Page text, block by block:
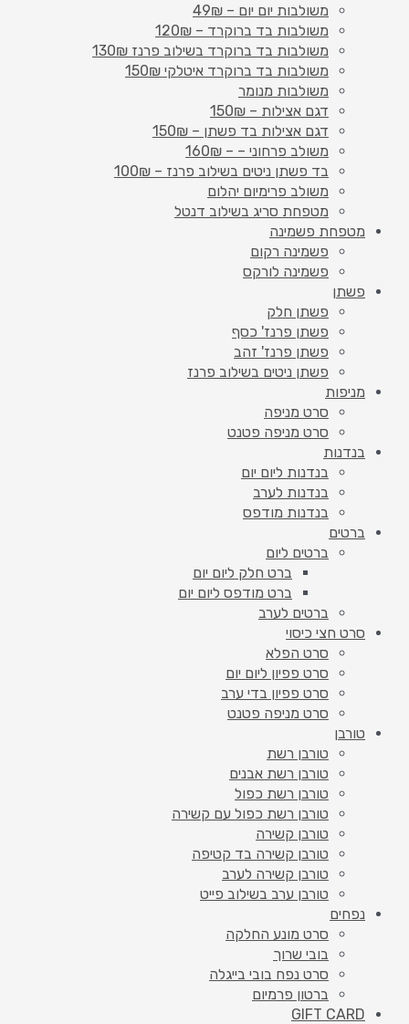
משולבות יום יום – 49₪
משולבות בד ברוקרד – 120₪
משולבות בד ברוקרד בשילוב פרנז 130₪
משולבות בד ברוקרד איטלקי 150₪
משולבות מנומר
דגם אצילות – 150₪
דגם אצילות בד פשתן – 150₪
משולב פרחוני – – 160₪
בד פשתן ניטים בשילוב פרנז – 100₪
משולב פרימיום יהלום
מטפחת סריג בשילוב דנטל
מטפחת פשמינה
פשמינה רקום
פשמינה לורקס
פשתן
פשתן חלק
פשתן פרנז' כסף
פשתן פרנז' זהב
פשתן ניטים בשילוב פרנז
מניפות
סרט מניפה
סרט מניפה פטנט
בנדנות
בנדנות ליום יום
בנדנות לערב
בנדנות מודפס
ברטים
ברטים ליום
ברט חלק ליום יום
ברט מודפס ליום יום
ברטים לערב
סרט חצי כיסוי
סרט הפלא
סרט פפיון ליום יום
סרט פפיון בדי ערב
סרט מניפה פטנט
טורבן
טורבן רשת
טורבן רשת אבנים
טורבן רשת כפול
טורבן רשת כפול עם קשירה
טורבן קשירה
טורבן קשירה בד קטיפה
טורבן קשירה לערב
טורבן ערב בשילוב פייט
נפחים
סרט מונע החלקה
בובי שרוך
סרט נפח בובי בייגלה
ברטון פרמיום
GIFT CARD